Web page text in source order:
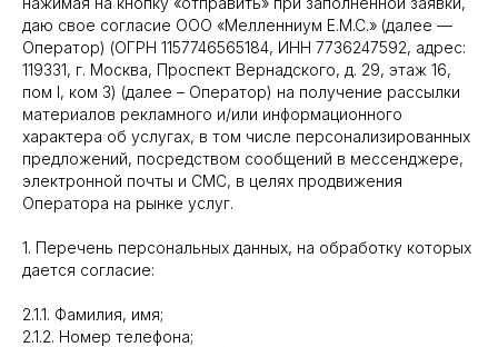
даю свое согласие ООО «Мелленниум E.M.C.» (далее —
Оператор) (ОГРН 1157746565184, ИНН 7736247592, адрес:
119331, г. Москва, Проспект Вернадского, д. 29, этаж 16,
пом I, ком 3) (далее – Оператор) на получение рассылки
материалов рекламного и/или информационного
характера об услугах, в том числе персонализированных
предложений, посредством сообщений в мессенджере,
электронной почты и СМС, в целях продвижения
Оператора на рынке услуг.
1. Перечень персональных данных, на обработку которых
дается согласие:
2.1.1. Фамилия, имя;
2.1.2. Номер телефона;